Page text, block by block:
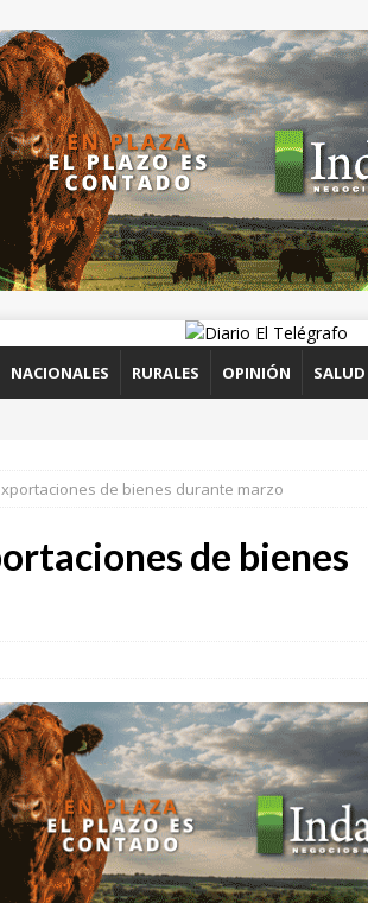
NACIONALES RURALES OPINIÓN SALUD
de bienes durante marzo
de bienes